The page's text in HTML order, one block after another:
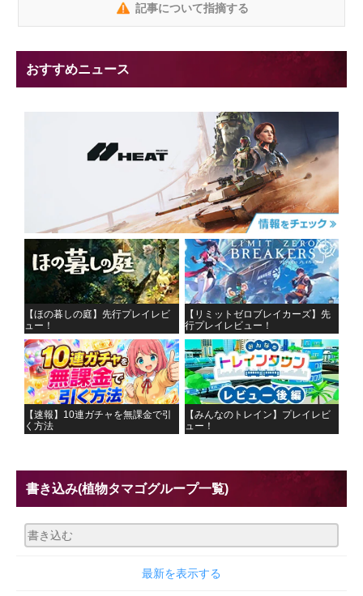
記事について指摘する
おすすめニュース
【ほの暮しの庭】先行プレイレビ
ュー！
【リミットゼロブレイカーズ】先
行プレイレビュー！
【速報】10連ガチャを無課金で引
く方法
【みんなのトレイン】プレイレビ
ュー！
書き込み(植物タマゴグループ一覧)
最新を表示する